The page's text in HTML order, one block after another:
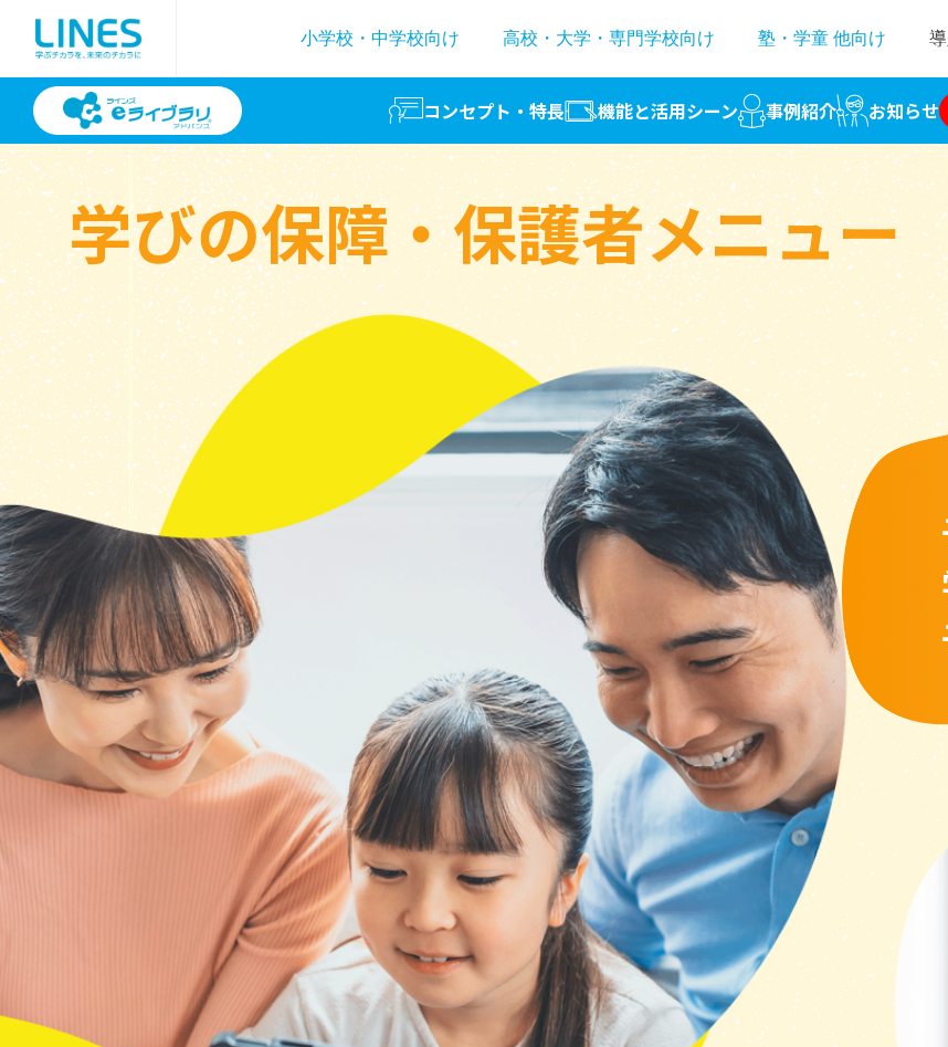
小学校・中学校向け 高校・大学・専門学校向け 塾・学童 他向け
コンセプト・特長 機能と活用シーン 事例紹介 お知らせ
学びの保障・保護者メニュー